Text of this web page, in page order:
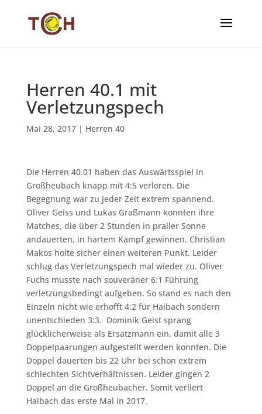
Herren 40.1 mit
Verletzungspech
Mai 28, 2017| Herren 40
Die Herren 40.01 haben das Auswärtsspiel in
Großheubach knapp mit 4:5 verloren. Die
Begegnung war zu jeder Zeit extrem spannend.
Oliver Geiss und Lukas Graßmann konnten ihre
Matches, die über 2 Stunden in praller Sonne
andauerten, in hartem Kampf gewinnen. Christian
Makos holte sicher einen weiteren Punkt. Leider
schlug das Verletzungspech mal wieder zu. Oliver
Fuchs musste nach souveräner 6:1 Führung
verletzungsbedingt aufgeben. So stand es nach den
Einzeln nicht wie erhofft 4:2 für Haibach sondern
unentschieden 3:3. Dominik Geist sprang
glücklicherweise als Ersatzmann ein, damit alle 3
Doppelpaarungen aufgestellt werden konnten. Die
Doppel dauerten bis 22 Uhr bei schon extrem
schlechten Sichtverhältnissen. Leider gingen 2
Doppel an die Großheubacher. Somit verliert
Haibach das erste Mal in 2017.